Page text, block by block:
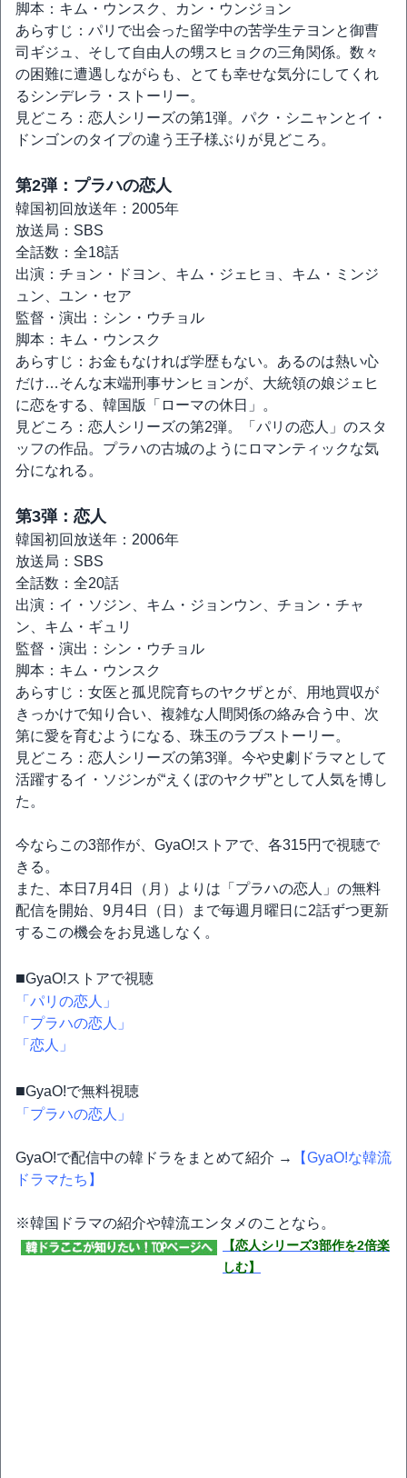
脚本：キム・ウンスク、カン・ウンジョン
あらすじ：パリで出会った留学中の苦学生テヨンと御曹
司ギジュ、そして自由人の甥スヒョクの三角関係。数々
の困難に遭遇しながらも、とても幸せな気分にしてくれ
るシンデレラ・ストーリー。
見どころ：恋人シリーズの第1弾。パク・シニャンとイ・
ドンゴンのタイプの違う王子様ぶりが見どころ。
第2弾：プラハの恋人
韓国初回放送年：2005年
放送局：SBS
全話数：全18話
出演：チョン・ドヨン、キム・ジェヒョ、キム・ミンジ
ュン、ユン・セア
監督・演出：シン・ウチョル
脚本：キム・ウンスク
あらすじ：お金もなければ学歴もない。あるのは熱い心
だけ…そんな末端刑事サンヒョンが、大統領の娘ジェヒ
に恋をする、韓国版「ローマの休日」。
見どころ：恋人シリーズの第2弾。「パリの恋人」のスタ
ッフの作品。プラハの古城のようにロマンティックな気
分になれる。
第3弾：恋人
韓国初回放送年：2006年
放送局：SBS
全話数：全20話
出演：イ・ソジン、キム・ジョンウン、チョン・チャ
ン、キム・ギュリ
監督・演出：シン・ウチョル
脚本：キム・ウンスク
あらすじ：女医と孤児院育ちのヤクザとが、用地買収が
きっかけで知り合い、複雑な人間関係の絡み合う中、次
第に愛を育むようになる、珠玉のラブストーリー。
見どころ：恋人シリーズの第3弾。今や史劇ドラマとして
活躍するイ・ソジンが“えくぼのヤクザ”として人気を博し
た。
今ならこの3部作が、GyaO!ストアで、各315円で視聴で
きる。
また、本日7月4日（月）よりは「プラハの恋人」の無料
配信を開始、9月4日（日）まで毎週月曜日に2話ずつ更新
するこの機会をお見逃しなく。
■GyaO!ストアで視聴
「パリの恋人」
「プラハの恋人」
「恋人」
■GyaO!で無料視聴
「プラハの恋人」
GyaO!で配信中の韓ドラをまとめて紹介 →
【GyaO!な韓流
ドラマたち】
※韓国ドラマの紹介や韓流エンタメのことなら。
【恋人シリーズ3部作を2倍楽
しむ】